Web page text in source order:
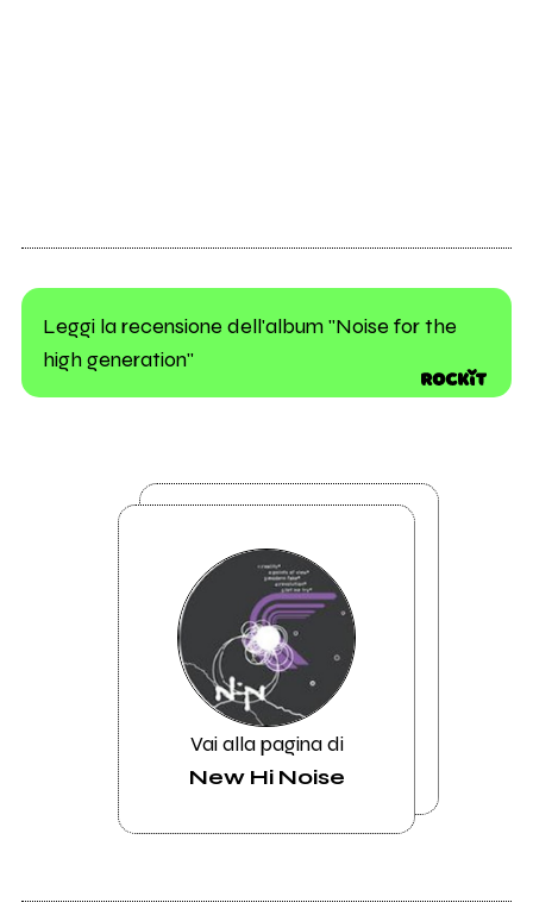
Leggi la recensione dell'album "Noise for the
high generation"
Vai alla pagina di
New Hi Noise